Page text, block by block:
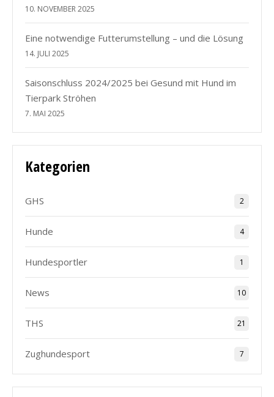
10. NOVEMBER 2025
Eine notwendige Futterumstellung – und die Lösung
14. JULI 2025
Saisonschluss 2024/2025 bei Gesund mit Hund im
Tierpark Ströhen
7. MAI 2025
Kategorien
GHS 2
Hunde 4
Hundesportler 1
News 10
THS 21
Zughundesport 7